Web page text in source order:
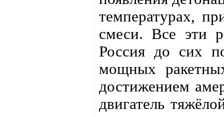
температурах,
смеси. Все эти
Россия до сих
мощных
достижением
двигатель